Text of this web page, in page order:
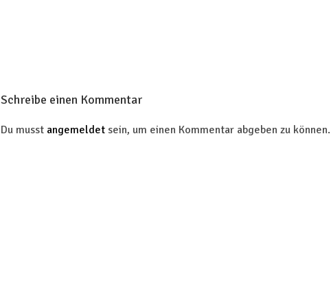
Schreibe einen Kommentar
Du musst angemeldet sein, um einen Kommentar abgeben zu können.